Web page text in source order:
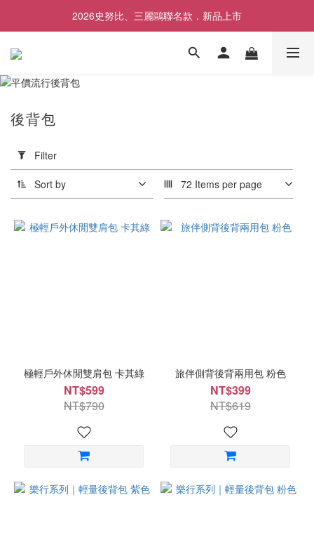
歡慶SNOOPY生日❤限時1件免運
2026史努比、三麗鷗聯名款．新品上市
歡慶SNOOPY生日❤限時1件免運
Filter
(0/20)
Range
(NT$)
後背包
Filter
Sort by 72 Items per page
極輕戶外休閒雙肩包 卡其綠
NT$599
NT$790
旅伴側背後背兩用包 粉色
NT$399
NT$619